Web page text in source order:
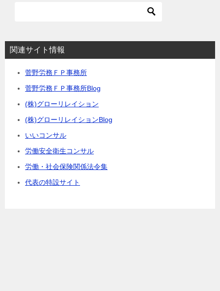
関連サイト情報
菅野労務ＦＰ事務所
菅野労務ＦＰ事務所Blog
(株)グローリレイション
(株)グローリレイションBlog
いいコンサル
労働安全衛生コンサル
労働・社会保険関係法令集
代表の特設サイト